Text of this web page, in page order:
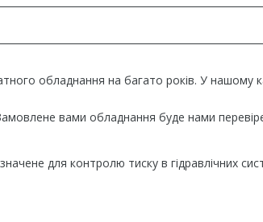
обладнання на багато років. У нашому
вами обладнання буде нами
для контролю тиску в гідравлічних